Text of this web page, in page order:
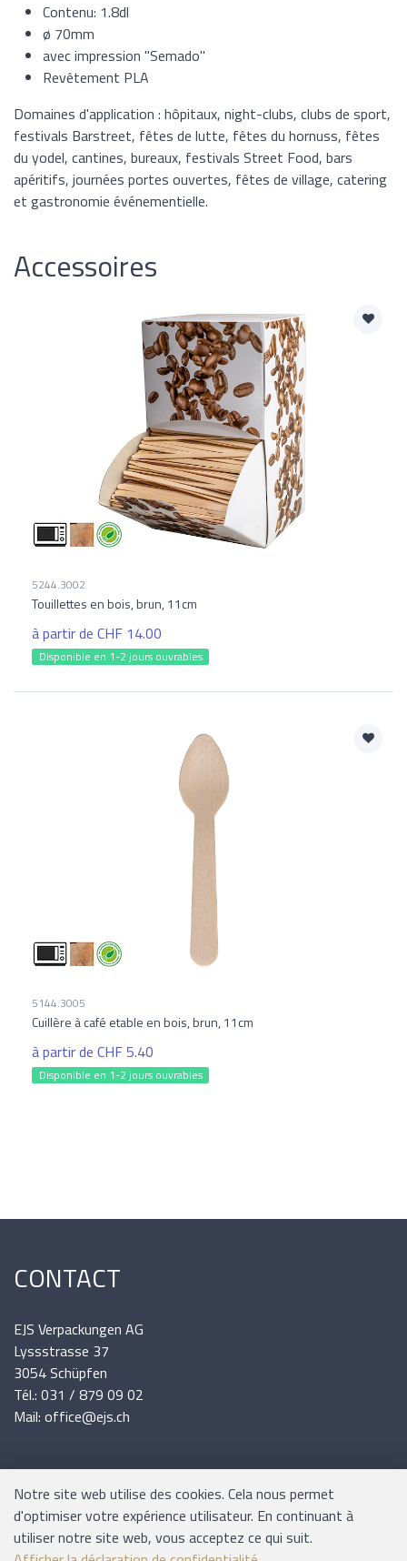
Contenu: 1.8dl
ø 70mm
avec impression "Semado"
Revêtement PLA
Domaines d'application : hôpitaux, night-clubs, clubs de sport,
festivals Barstreet, fêtes de lutte, fêtes du hornuss, fêtes
du yodel, cantines, bureaux, festivals Street Food, bars
apéritifs, journées portes ouvertes, fêtes de village, catering
et gastronomie événementielle.
Accessoires
5244.3002
Touillettes en bois, brun, 11cm
à partir de CHF 14.00
Disponible en 1-2 jours ouvrables
5144.3005
Cuillère à café etable en bois, brun, 11cm
à partir de CHF 5.40
Disponible en 1-2 jours ouvrables
CONTACT
EJS Verpackungen AG
Lyssstrasse 37
3054 Schüpfen
Tél.: 031 / 879 09 02
Mail: office@ejs.ch
INFORMATIONS
Expédition et paiement
Notre site web utilise des cookies. Cela nous permet
d'optimiser votre expérience utilisateur. En continuant à
utiliser notre site web, vous acceptez ce qui suit.